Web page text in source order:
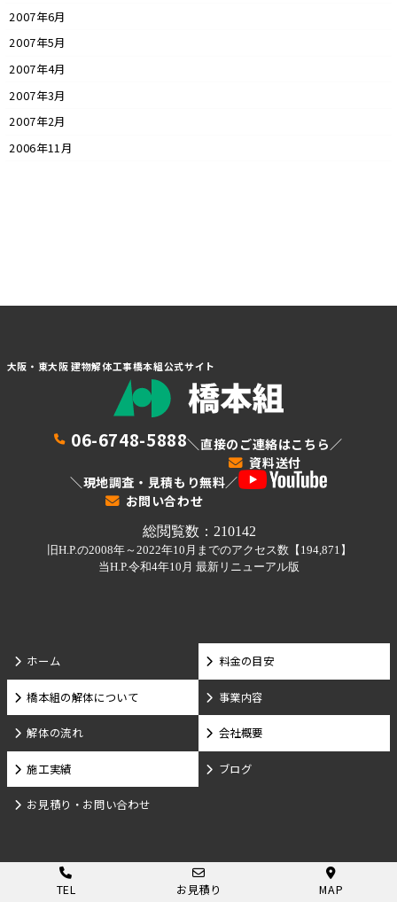
2007年6月
2007年5月
2007年4月
2007年3月
2007年2月
2006年11月
大阪・東大阪 建物解体工事橋本組公式サイト
06-6748-5888＼直接のご連絡はこちら／
資料送付
＼現地調査・見積もり無料／
お問い合わせ
ホーム 料金の目安
橋本組の解体について 事業内容
解体の流れ 会社概要
施工実績 ブログ
お見積り・お問い合わせ
TEL お見積り MAP